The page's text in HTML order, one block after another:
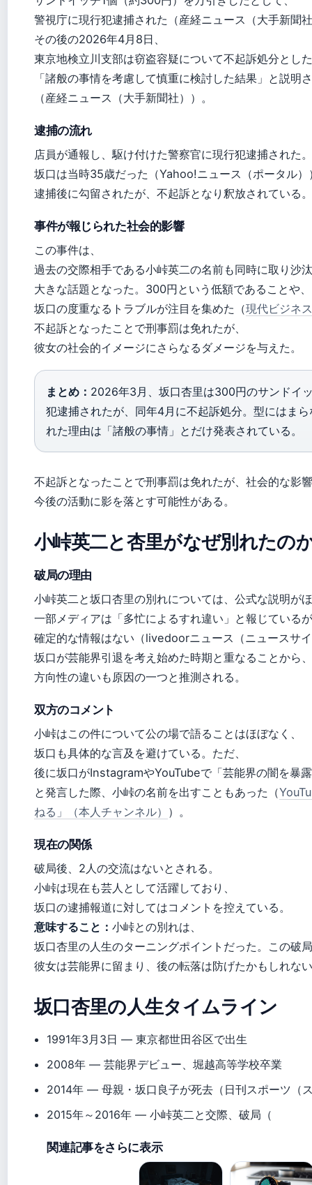
警視庁に現行犯逮捕された（産経ニュース（大手新聞
その後の2026年4月8日、
東京地検立川支部は窃盗容疑について不起訴処分とし
「諸般の事情を考慮して慎重に検討した結果」と説明
（産経ニュース（大手新聞社））。
逮捕の流れ
店員が通報し、駆け付けた警察官に現行犯逮捕された
坂口は当時35歳だった（Yahoo!ニュース（ポータル）
逮捕後に勾留されたが、不起訴となり釈放されている。
事件が報じられた社会的影響
この事件は、
過去の交際相手である小峠英二の名前も同時に取り沙
大きな話題となった。300円という低額であることや、
坂口の度重なるトラブルが注目を集めた（現代ビジネ
不起訴となったことで刑事罰は免れたが、
彼女の社会的イメージにさらなるダメージを与えた。
まとめ： 2026年3月、坂口杏里は300円のサンドイ
犯逮捕されたが、同年4月に不起訴処分。型にはま
れた理由は「諸般の事情」とだけ発表されている。
不起訴となったことで刑事罰は免れたが、社会的な影
今後の活動に影を落とす可能性がある。
小峠英二と杏里がなぜ別れたの
破局の理由
小峠英二と坂口杏里の別れについては、公式な説明が
一部メディアは「多忙によるすれ違い」と報じている
確定的な情報はない（livedoorニュース（ニュースサ
坂口が芸能界引退を考え始めた時期と重なることから、
方向性の違いも原因の一つと推測される。
双方のコメント
小峠はこの件について公の場で語ることはほぼなく、
坂口も具体的な言及を避けている。ただ、
後に坂口がInstagramやYouTubeで「芸能界の闇を暴
と発言した際、小峠の名前を出すこともあった（
ねる」（本人チャンネル） ）。
現在の関係
破局後、2人の交流はないとされる。
小峠は現在も芸人として活躍しており、
坂口の逮捕報道に対してはコメントを控えている。
意味すること： 小峠との別れは、
坂口杏里の人生のターニングポイントだった。この破
彼女は芸能界に留まり、後の転落は防げたかもしれな
坂口杏里の人生タイムライン
1991年3月3日 — 東京都世田谷区で出生
2008年 — 芸能界デビュー、堀越高等学校卒業
2014年 — 母親・坂口良子が死去（日刊スポーツ（
2015年～2016年 — 小峠英二と交際、破局（
関連記事をさらに表示